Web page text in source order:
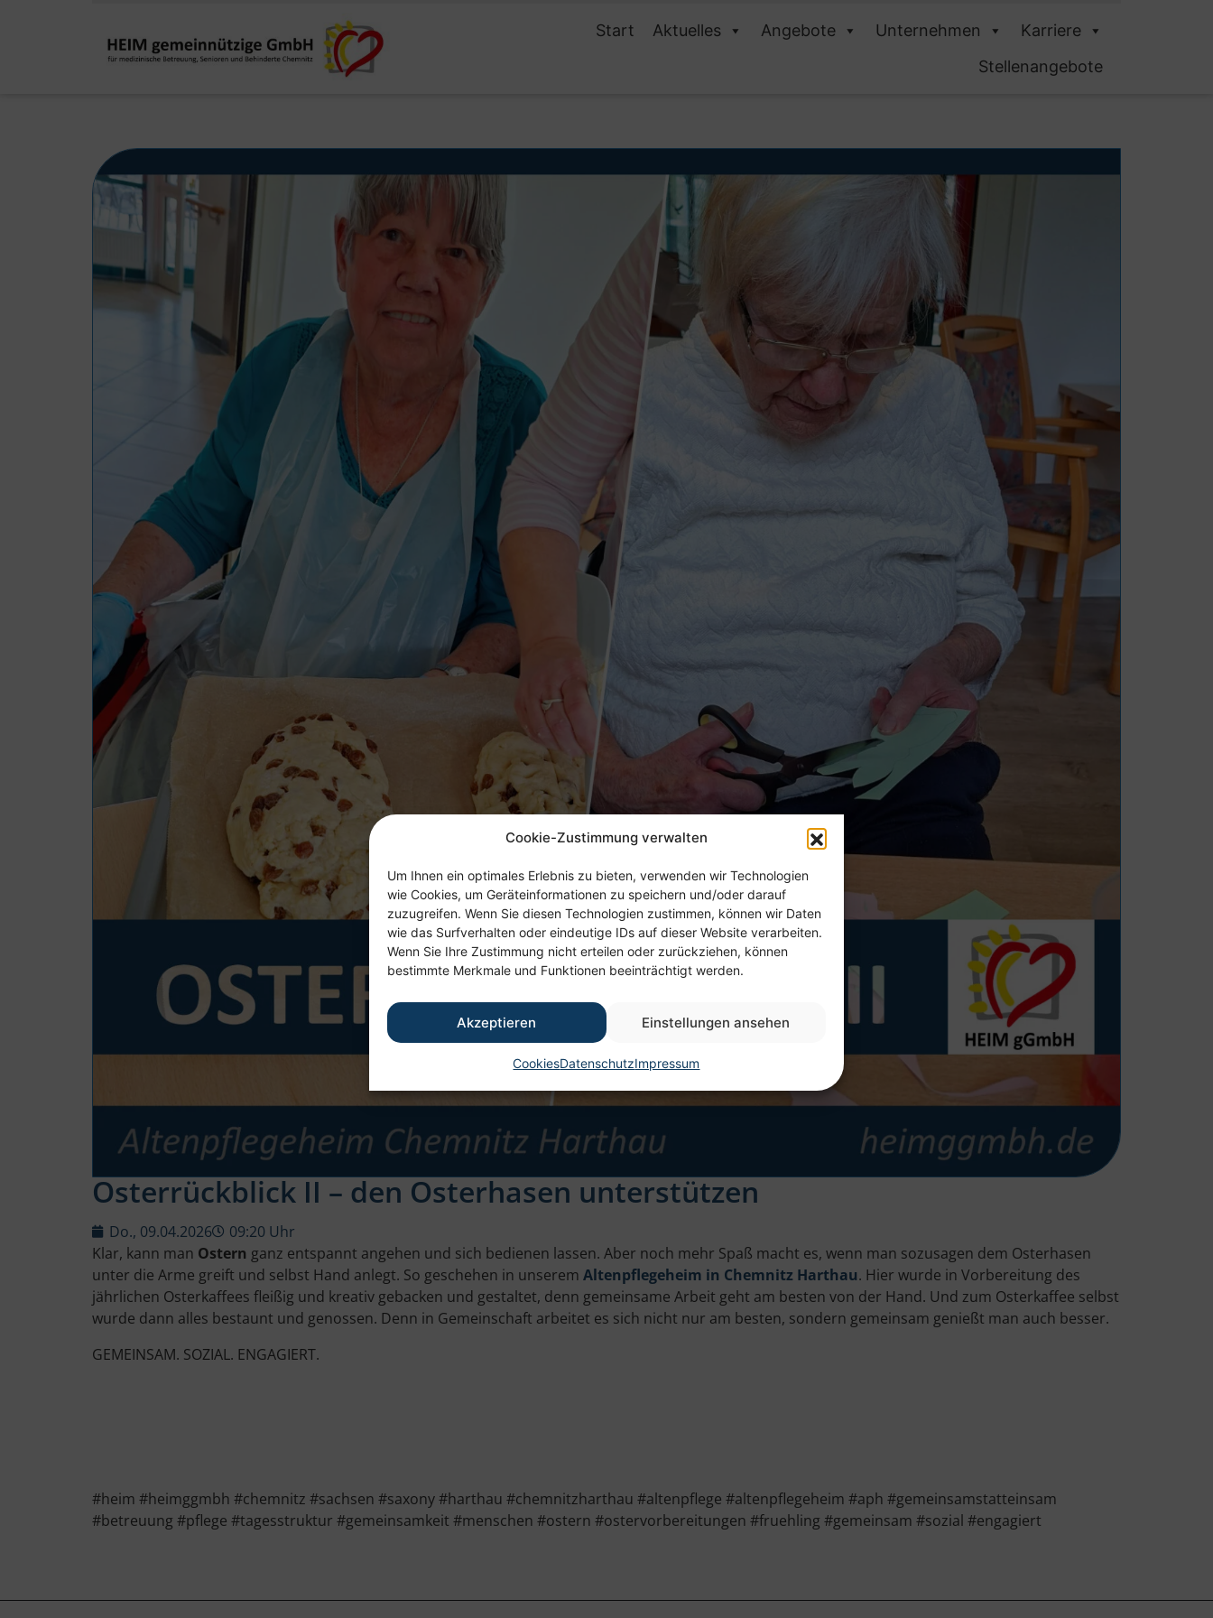
Cookie-Zustimmung verwalten
Um Ihnen ein optimales Erlebnis zu bieten, verwenden wir Technologien
wie Cookies, um Geräteinformationen zu speichern und/oder darauf
zuzugreifen. Wenn Sie diesen Technologien zustimmen, können wir Daten
wie das Surfverhalten oder eindeutige IDs auf dieser Website verarbeiten.
Wenn Sie Ihre Zustimmung nicht erteilen oder zurückziehen, können
bestimmte Merkmale und Funktionen beeinträchtigt werden.
Akzeptieren Einstellungen ansehen
CookiesDatenschutzImpressum
Start Aktuelles Angebote Unternehmen
Karriere
Stellenangebote
Osterrückblick II – den Osterhasen unterstützen
Do., 09.04.2026
09:20 Uhr
Klar, kann man Ostern ganz entspannt angehen und sich bedienen lassen. Aber noch mehr Spaß macht es, wenn man sozusagen dem Osterhasen
unter die Arme greift und selbst Hand anlegt. So geschehen in unserem Altenpflegeheim in Chemnitz Harthau. Hier wurde in Vorbereitung des
jährlichen Osterkaffees fleißig und kreativ gebacken und gestaltet, denn gemeinsame Arbeit geht am besten von der Hand. Und zum Osterkaffee selbst
wurde dann alles bestaunt und genossen. Denn in Gemeinschaft arbeitet es sich nicht nur am besten, sondern gemeinsam genießt man auch besser.
GEMEINSAM. SOZIAL. ENGAGIERT.
#heim #heimggmbh #chemnitz #sachsen #saxony #harthau #chemnitzharthau #altenpflege #altenpflegeheim #aph #gemeinsamstatteinsam
#betreuung #pflege #tagesstruktur #gemeinsamkeit #menschen #ostern #ostervorbereitungen #fruehling #gemeinsam #sozial #engagiert